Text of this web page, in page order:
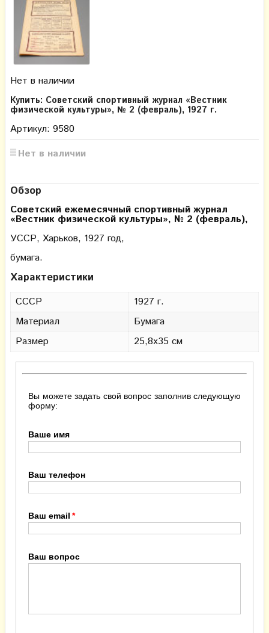
Нет в наличии
Купить: Советский спортивный журнал «Вестник
физической культуры», № 2 (февраль), 1927 г.
Артикул: 9580
Нет в наличии
Обзор
Советский ежемесячный спортивный журнал
«Вестник физической культуры», № 2 (февраль),
УССР, Харьков, 1927 год,
бумага.
Характеристики
СССР
1927 г.
Материал
Бумага
Размер
25,8х35 см
Вы можете задать свой вопрос заполнив следующую
форму:
Ваше имя
Ваш телефон
Ваш email
Ваш вопрос